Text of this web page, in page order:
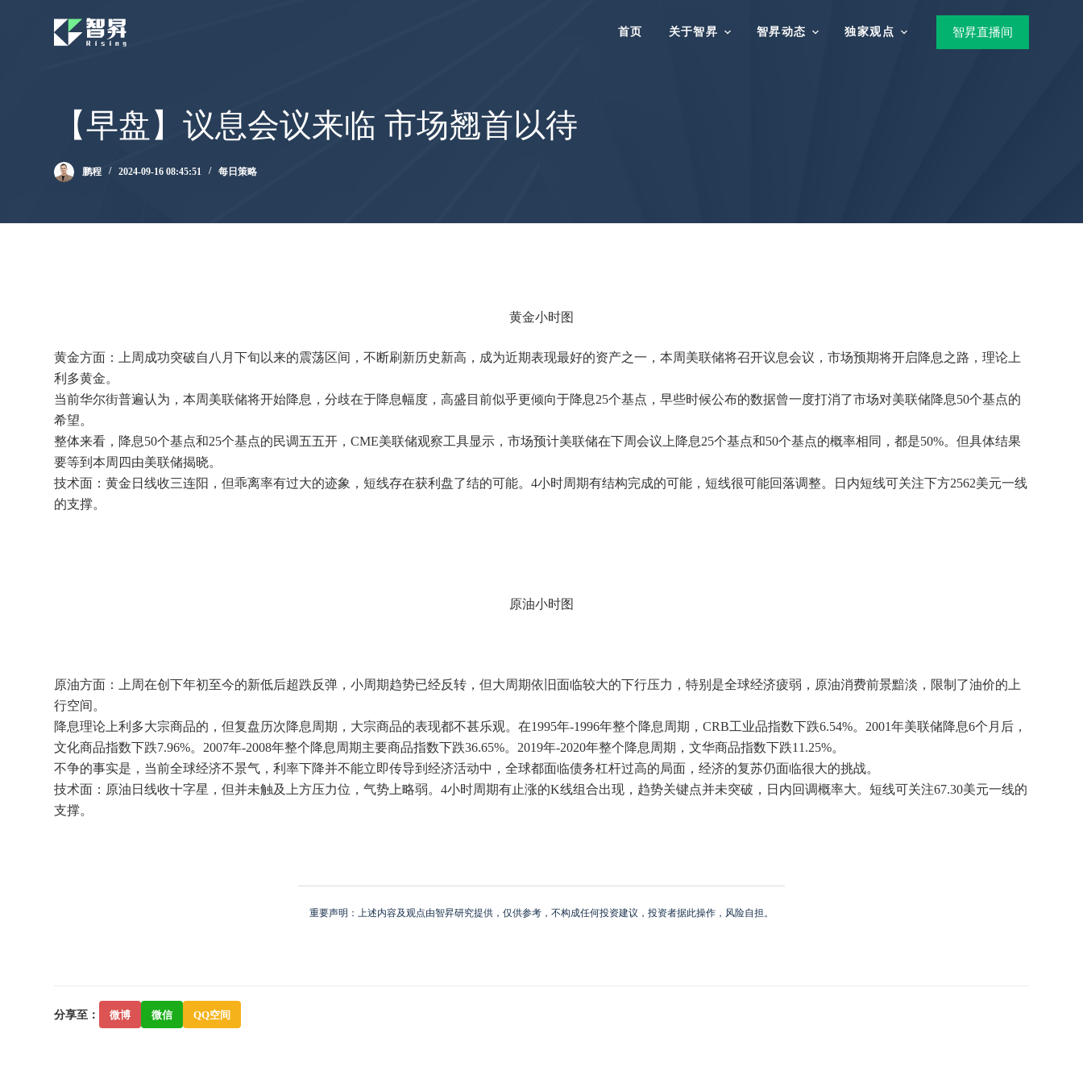
首页 关于智昇 智昇动态 独家观点 智昇直播间
【早盘】议息会议来临 市场翘首以待
鹏程 2024-09-16 08:45:51 每日策略
黄金小时图
黄金方面：上周成功突破自八月下旬以来的震荡区间，不断刷新历史新高，成为近期表现最好的资产之一，本周美联储将召开议息会议，市场预期将开启降息之路，理论上
利多黄金。
当前华尔街普遍认为，本周美联储将开始降息，分歧在于降息幅度，高盛目前似乎更倾向于降息25个基点，早些时候公布的数据曾一度打消了市场对美联储降息50个基点的
希望。
整体来看，降息50个基点和25个基点的民调五五开，CME美联储观察工具显示，市场预计美联储在下周会议上降息25个基点和50个基点的概率相同，都是50%。但具体结果
要等到本周四由美联储揭晓。
技术面：黄金日线收三连阳，但乖离率有过大的迹象，短线存在获利盘了结的可能。4小时周期有结构完成的可能，短线很可能回落调整。日内短线可关注下方2562美元一线
的支撑。
原油小时图
原油方面：上周在创下年初至今的新低后超跌反弹，小周期趋势已经反转，但大周期依旧面临较大的下行压力，特别是全球经济疲弱，原油消费前景黯淡，限制了油价的上
行空间。
降息理论上利多大宗商品的，但复盘历次降息周期，大宗商品的表现都不甚乐观。在1995年-1996年整个降息周期，CRB工业品指数下跌6.54%。2001年美联储降息6个月后，
文化商品指数下跌7.96%。2007年-2008年整个降息周期主要商品指数下跌36.65%。2019年-2020年整个降息周期，文华商品指数下跌11.25%。
不争的事实是，当前全球经济不景气，利率下降并不能立即传导到经济活动中，全球都面临债务杠杆过高的局面，经济的复苏仍面临很大的挑战。
技术面：原油日线收十字星，但并未触及上方压力位，气势上略弱。4小时周期有止涨的K线组合出现，趋势关键点并未突破，日内回调概率大。短线可关注67.30美元一线的
支撑。
重要声明：上述内容及观点由智昇研究提供，仅供参考，不构成任何投资建议，投资者据此操作，风险自担。
分享至： 微博 微信 QQ空间